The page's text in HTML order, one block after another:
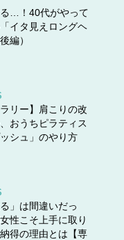
…！40代がやって
イタ見えロングヘ
編）
ラリー】肩こりの改
おうちピラティス
ッシュ」のやり方
る」は間違いだっ
性こそ上手に取り
得の理由とは【専